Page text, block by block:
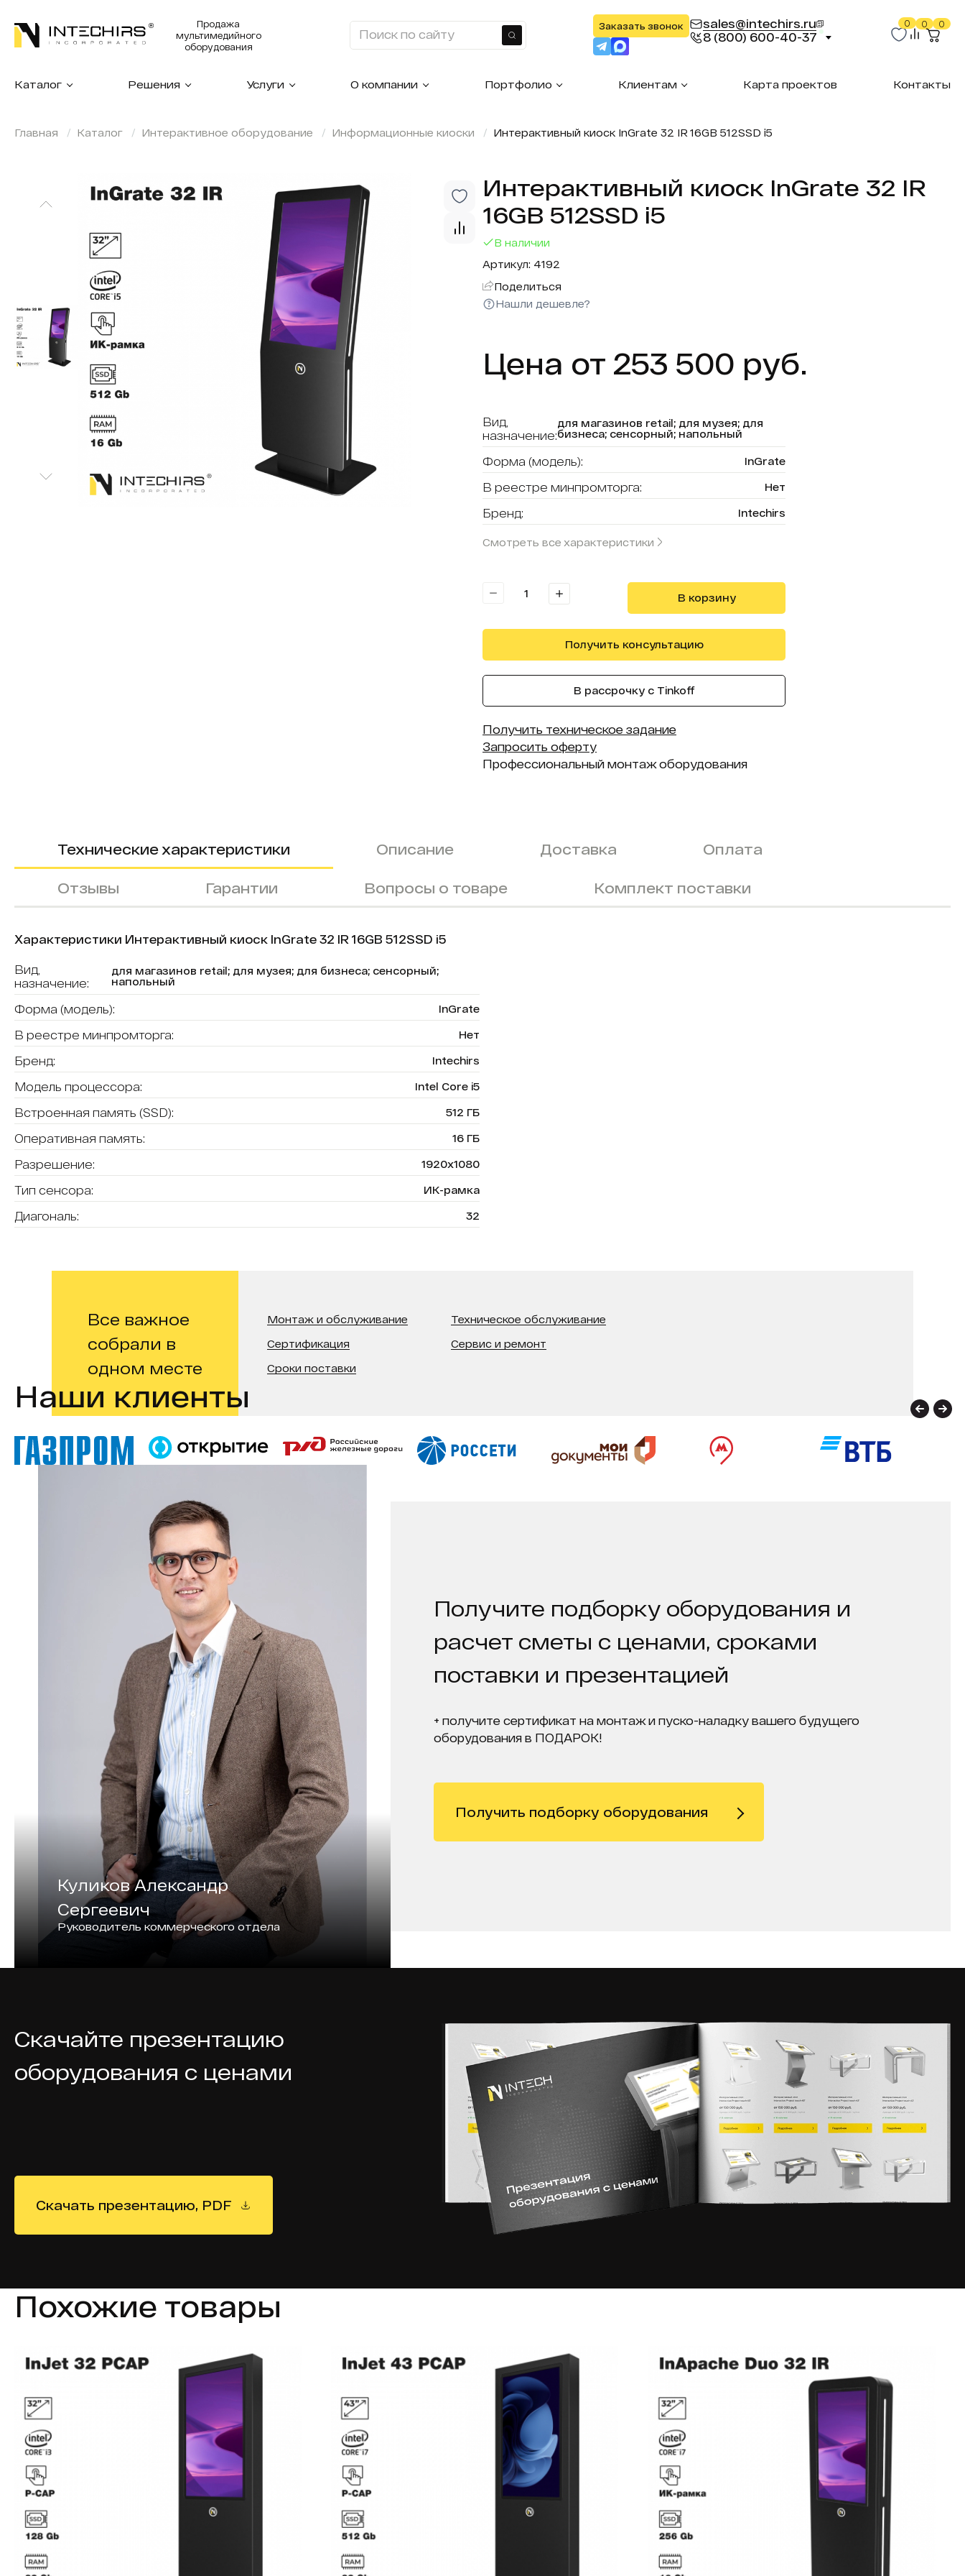
Продажа
мультимедийного
оборудования
Найти
Заказать звонок
sales@intechirs.ru
8 (800) 600-40-37
0 0 0
Каталог Решения Услуги О компании Портфолио Клиентам Карта проектов Контакты
Главная Каталог Интерактивное оборудование Информационные киоски Интерактивный киоск InGrate 32 IR 16GB 512SSD i5
Интерактивный киоск InGrate 32 IR
16GB 512SSD i5
В наличии
Артикул: 4192
Поделиться
Нашли дешевле?
Цена от 253 500 руб.
Вид,
назначение:
для магазинов retail; для музея; для
бизнеса; сенсорный; напольный
Форма (модель): InGrate
В реестре минпромторга: Нет
Бренд: Intechirs
Смотреть все характеристики
В корзину
Получить консультацию
В рассрочку с Tinkoff
Получить техническое задание
Запросить оферту
Профессиональный монтаж оборудования
Технические характеристики Описание Доставка Оплата
Отзывы Гарантии Вопросы о товаре Комплект поставки
Характеристики Интерактивный киоск InGrate 32 IR 16GB 512SSD i5
Вид,
назначение:
для магазинов retail; для музея; для бизнеса; сенсорный;
напольный
Форма (модель): InGrate
В реестре минпромторга: Нет
Бренд: Intechirs
Модель процессора: Intel Core i5
Встроенная память (SSD): 512 ГБ
Оперативная память: 16 ГБ
Разрешение: 1920х1080
Тип сенсора: ИК-рамка
Диагональ: 32
Все важное
собрали в
одном месте
Монтаж и обслуживание
Сертификация
Сроки поставки
Техническое обслуживание
Сервис и ремонт
Наши клиенты
Куликов Александр
Сергеевич
Руководитель коммерческого отдела
Получите подборку оборудования и
расчет сметы с ценами, сроками
поставки и презентацией
+ получите сертификат на монтаж и пуско-наладку вашего будущего
оборудования в ПОДАРОК!
Получить подборку оборудования
Скачайте презентацию
оборудования с ценами
Скачать презентацию, PDF
Похожие товары